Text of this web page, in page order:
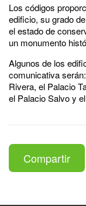
Los códigos
edificio, su grado
el estado de
un monumento
Algunos de los
comunicativa
Rivera, el Palacio
el Palacio Salvo y
Compartir